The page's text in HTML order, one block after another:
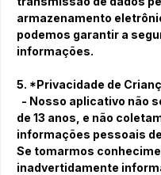
armazenamento
podemos garantir a
informações.
5. *Privacidade de
- Nosso aplicativo não
de 13 anos, e não
informações pessoais
Se tomarmos
inadvertidamente